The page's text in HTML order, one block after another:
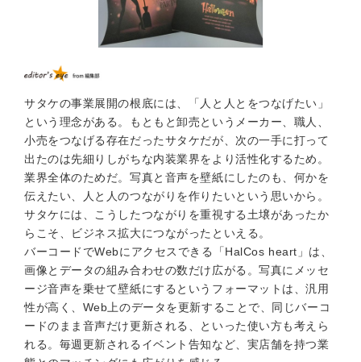
サタケの事業展開の根底には、「人と人とをつなげたい」
という理念がある。もともと卸売というメーカー、職人、
小売をつなげる存在だったサタケだが、次の一手に打って
出たのは先細りしがちな内装業界をより活性化するため。
業界全体のためだ。写真と音声を壁紙にしたのも、何かを
伝えたい、人と人のつながりを作りたいという思いから。
サタケには、こうしたつながりを重視する土壌があったか
らこそ、ビジネス拡大につながったといえる。
バーコードでWebにアクセスできる「HalCos heart」は、
画像とデータの組み合わせの数だけ広がる。写真にメッセ
ージ音声を乗せて壁紙にするというフォーマットは、汎用
性が高く、Web上のデータを更新することで、同じバーコ
ードのまま音声だけ更新される、といった使い方も考えら
れる。毎週更新されるイベント告知など、実店舗を持つ業